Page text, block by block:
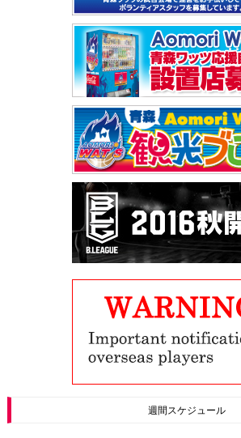
週間スケジュール